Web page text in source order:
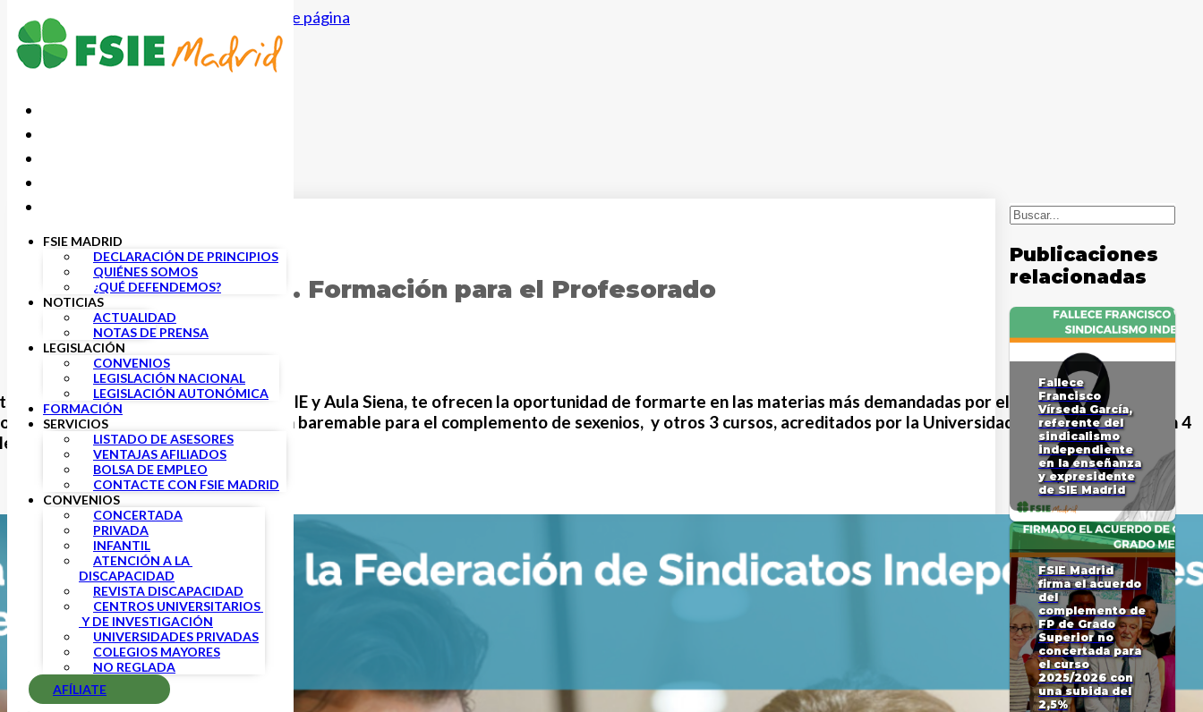
Saltar al contenido principal Saltar al pie de página
FSIE MADRID
DECLARACIÓN DE PRINCIPIOS
QUIÉNES SOMOS
¿QUÉ DEFENDEMOS?
NOTICIAS
ACTUALIDAD
NOTAS DE PRENSA
LEGISLACIÓN
CONVENIOS
LEGISLACIÓN NACIONAL
LEGISLACIÓN AUTONÓMICA
FORMACIÓN
SERVICIOS
LISTADO DE ASESORES
VENTAJAS AFILIADOS
BOLSA DE EMPLEO
CONTACTE CON FSIE MADRID
CONVENIOS
CONCERTADA
PRIVADA
INFANTIL
ATENCIÓN A LA
DISCAPACIDAD
REVISTA DISCAPACIDAD
CENTROS UNIVERSITARIOS
Y DE INVESTIGACIÓN
UNIVERSIDADES PRIVADAS
COLEGIOS MAYORES
NO REGLADA
AFÍLIATE
27 MAYO, 2022
FSIE y Aula Siena. Formación para el Profesorado
Independientes de la Enseñanza FSIE y Aula Siena, te ofrecen la oportunidad de formarte en las materias más demandadas por el profesorado , con 6
por parte del INTEF, como f
ormación baremable para el complemento de sexenios, y otros 3 cursos, acreditados por la Universidad Camilo José Cela con 4
para oposiciones.
Buscar
Publicaciones
relacionadas
Fallece
Francisco
Vírseda García,
referente del
sindicalismo
independiente
en la enseñanza
y expresidente
de SIE Madrid
FSIE Madrid
firma el acuerdo
del
complemento de
FP de Grado
Superior no
concertada para
el curso
2025/2026 con
una subida del
2,5%